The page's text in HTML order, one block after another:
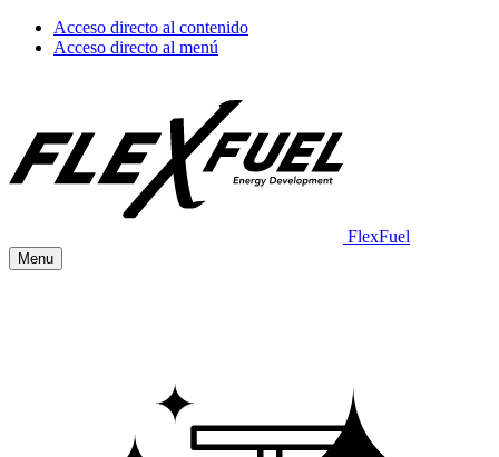
Acceso directo al contenido
Acceso directo al menú
FlexFuel
Menu